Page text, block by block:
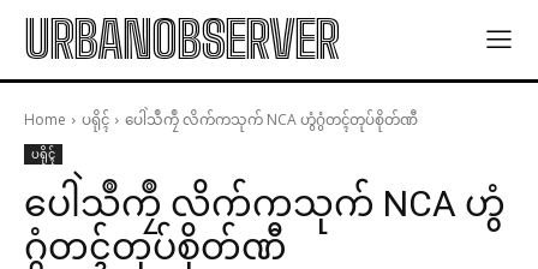
URBANOBSERVER
Home ပရိုၚ် ပေါဲသဳကၠဳ လိက်ကသုက် NCA ဟွံဂွံတၚ်တုပ်စိုတ်ဏီ
ပရိုၚ်
ပေါဲသဳကၠဳ လိက်ကသုက် NCA ဟွံ
ဂွံတၚ်တုပ်စိုတ်ဏီ